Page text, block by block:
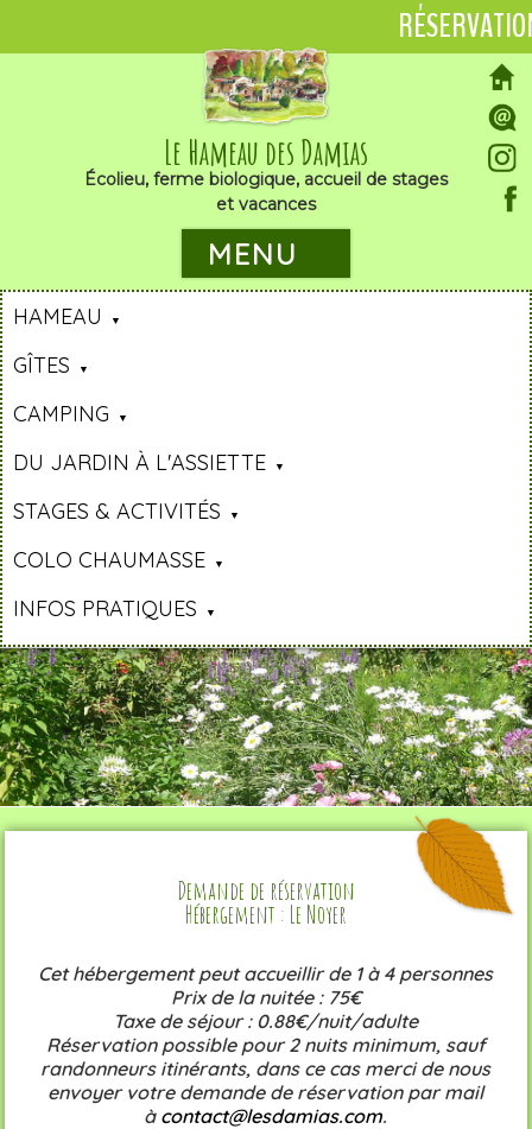
Le Hameau des Damias
Écolieu, ferme biologique, accueil de stages
et vacances
MENU
HAMEAU
GÎTES
CAMPING
DU JARDIN À L'ASSIETTE
STAGES & ACTIVITÉS
COLO CHAUMASSE
INFOS PRATIQUES
Demande de réservation
Hébergement : Le Noyer
Cet hébergement peut accueillir de 1 à 4 personnes
Prix de la nuitée : 75€
Taxe de séjour : 0.88€/nuit/adulte
Réservation possible pour 2 nuits minimum, sauf
randonneurs itinérants, dans ce cas merci de nous
envoyer votre demande de réservation par mail
à contact@lesdamias.com.